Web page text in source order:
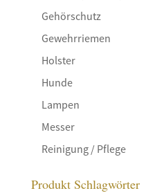
Gehörschutz
Gewehrriemen
Holster
Hunde
Lampen
Messer
Reinigung / Pflege
Produkt Schlagwörter